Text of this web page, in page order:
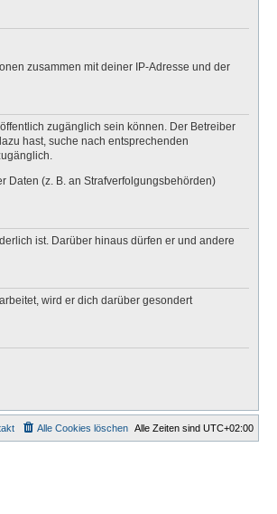
zusammen mit deiner IP-Adresse und der
zugänglich sein können. Der Betreiber
hast, suche nach entsprechenden
Daten (z. B. an Strafverfolgungsbehörden)
ist. Darüber hinaus dürfen er und andere
wird er dich darüber gesondert
Alle Zeiten sind UTC+02:00
Alle Cookies löschen